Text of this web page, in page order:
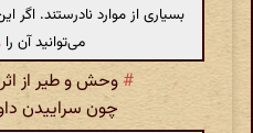
بسیاری از موارد نادرستند.
می‌توانید آن را
# وحش و طیر از
چون سراییدن